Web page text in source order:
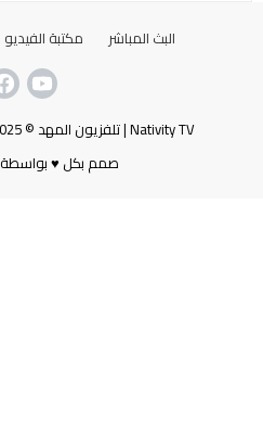
البث المباشر مكتبة الفيديو
Nativity TV | تلفزيون المهد © 2025 جميع الحقوق محفوظة
صمم بكل ♥ بواسطة